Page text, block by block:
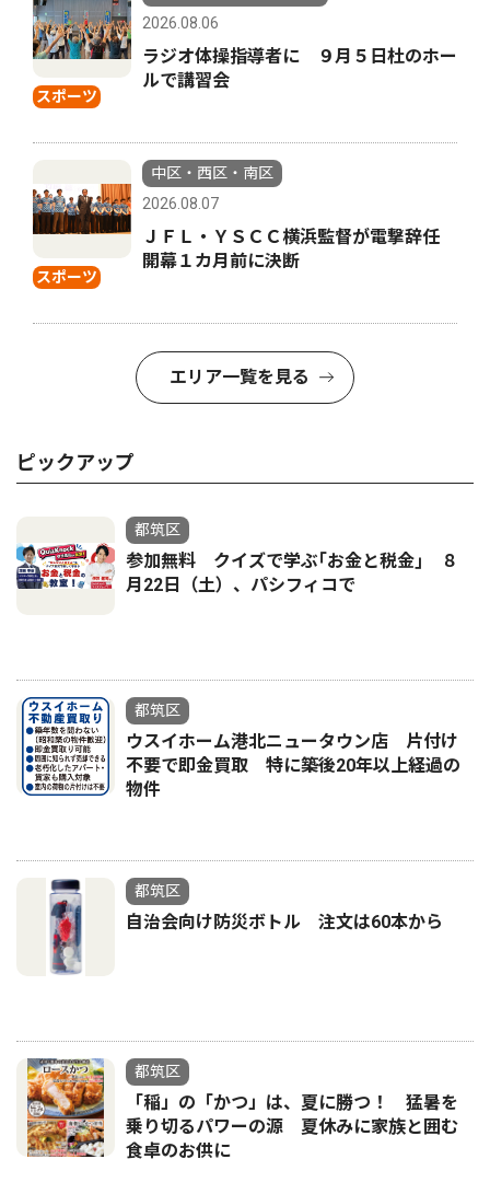
スポーツ
2026.08.06
ラジオ体操指導者に ９月５日杜のホー
ルで講習会
スポーツ
中区・西区・南区
2026.08.07
ＪＦＬ・ＹＳＣＣ横浜監督が電撃辞任
開幕１カ月前に決断
エリア一覧を見る
ピックアップ
都筑区
参加無料 クイズで学ぶ｢お金と税金｣ ８
月22日（土）、パシフィコで
都筑区
ウスイホーム港北ニュータウン店 片付け
不要で即金買取 特に築後20年以上経過の
物件
都筑区
自治会向け防災ボトル 注文は60本から
都筑区
「稲」の「かつ」は、夏に勝つ！ 猛暑を
乗り切るパワーの源 夏休みに家族と囲む
食卓のお供に